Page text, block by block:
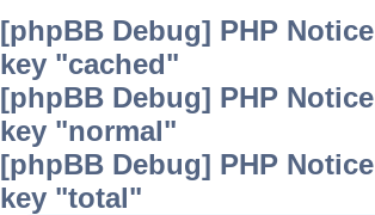
[phpBB Debug] PHP Notice
key "cached"
[phpBB Debug] PHP Notice
key "normal"
[phpBB Debug] PHP Notice
key "total"